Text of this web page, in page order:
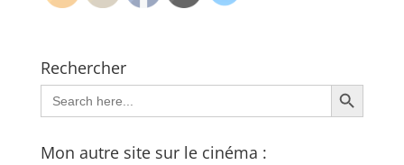
Rechercher
Search
for:
Search Button
Mon autre site sur le cinéma :